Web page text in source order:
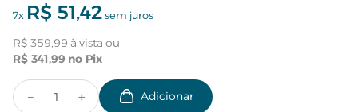
7x R$ 51,42sem juros
R$ 359,99
R$ 341,99
＋
－